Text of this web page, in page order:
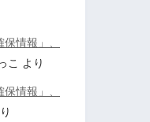
情報」、
こ より
情報」、